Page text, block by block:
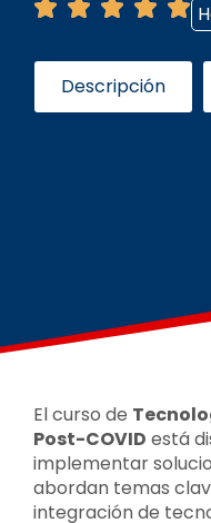
Descripción
El curso de
Post-COVID está
implementar
abordan temas
integración de